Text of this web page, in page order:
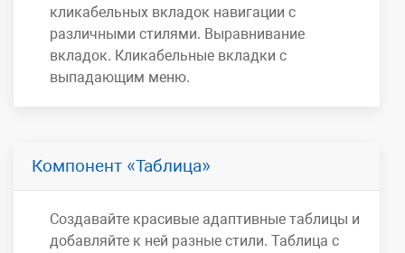
кликабельных вкладок навигации с
различными стилями. Выравнивание
вкладок. Кликабельные вкладки с
выпадающим меню.
Компонент Таблица
Создавайте красивые адаптивные таблицы и
добавляйте к ней разные стили. Таблица с